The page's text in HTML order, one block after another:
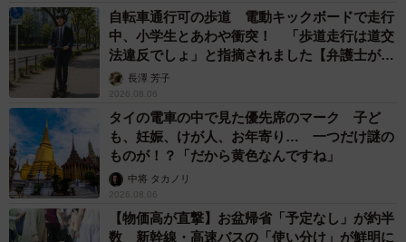
自転車通行可の歩道 電動キックボードで走行
中、小学生とあわや衝突！ 「歩道走行は道交
法違反でしょ」と指摘されました【弁護士が解
説】長澤 芳子
2026.08.06
タイの電車の中で見た優先席のマーク 子ど
も、妊娠、けが人、お年寄り… 一つだけ謎の
ものが！？「だから黄色なんですね」
中将 タカノリ
2026.08.06
【物価高が直撃】お盆帰省「予定なし」が約半
数 新幹線・高速バスの「使い分け」が鮮明に